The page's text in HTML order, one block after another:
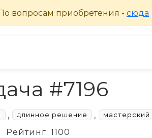
#7196
, длинное решение , мастерский
Рейтинг: 1100